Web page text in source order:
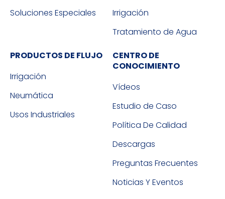
Soluciones Especiales
Irrigación
Tratamiento de Agua
PRODUCTOS DE FLUJO
Irrigación
Neumática
Usos Industriales
CENTRO DE
CONOCIMIENTO
Vídeos
Estudio de Caso
Política De Calidad
Descargas
Preguntas Frecuentes
Noticias Y Eventos